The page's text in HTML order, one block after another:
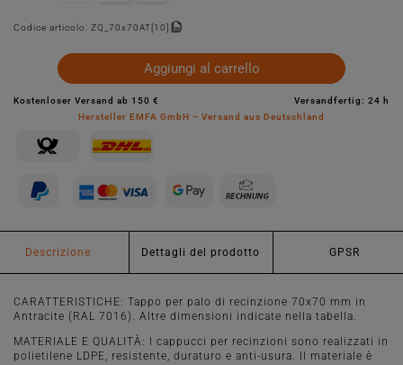
Codice articolo: ZQ_70x70AT[10]
Aggiungi al carrello
Kostenloser Versand ab 150 €
Versandfertig: 24 h
Hersteller EMFA GmbH – Versand aus Deutschland
Descrizione Dettagli del prodotto GPSR
CARATTERISTICHE: Tappo per palo di recinzione 70x70 mm in
Antracite (RAL 7016). Altre dimensioni indicate nella tabella.
MATERIALE E QUALITÀ: I cappucci per recinzioni sono realizzati in
polietilene LDPE, resistente, duraturo e anti-usura. Il materiale è